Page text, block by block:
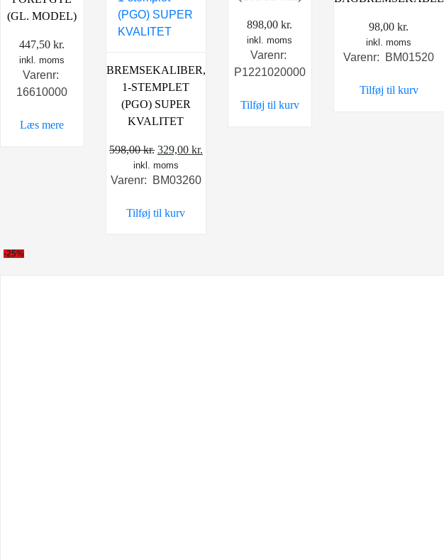
(GL. MODEL)
447,50kr.
inkl. moms
Varenr:
16610000
Læs mere
BREMSEKALIBER,
1-STEMPLET
(PGO) SUPER
KVALITET
598,00kr. Den
oprindelige
pris
598,00 kr..
329,00 kr.
inkl. moms
Varenr: BM03260
Tilføj til kurv
898,00kr.
inkl. moms
Varenr:
P1221020000
Tilføj til kurv
98,00kr.
inkl. moms
Varenr: BM01520
Tilføj til kurv
-25%